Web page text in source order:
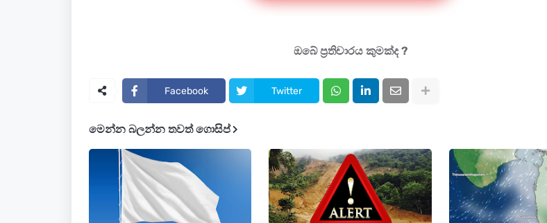
මේ අතර සුවසැරිය ගිලන් රථ සේවයේ නම සහ වර්ණයේ කිසිඳු වෙනසක් සිදුනොවන බවද
ඔබේ ප්‍රතිචාරය කුමක්ද ?
Facebook Twitter
මෙන්න බලන්න තවත් ගොසිප්